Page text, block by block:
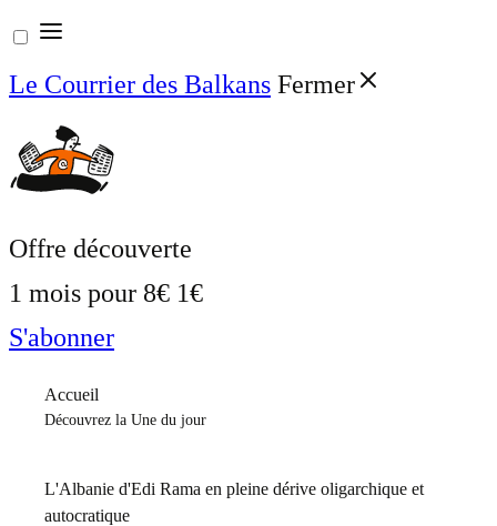
Aller
au
contenu
Le Courrier des Balkans Fermer
Offre découverte
1 mois pour 8€ 1€
S'abonner
Accueil
Découvrez la Une du jour
L'Albanie d'Edi Rama en pleine dérive oligarchique et
autocratique